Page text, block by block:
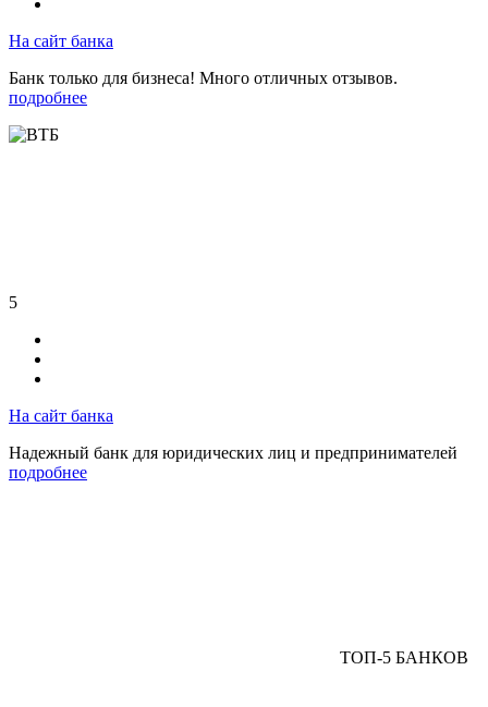
На сайт банка
Банк только для бизнеса! Много отличных отзывов.
подробнее
5
На сайт банка
Надежный банк для юридических лиц и предпринимателей
подробнее
ТОП-5 БАНКОВ